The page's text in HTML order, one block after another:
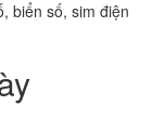
biển số, sim điện